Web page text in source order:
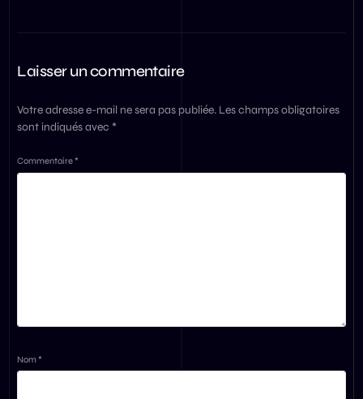
Laisser un commentaire
Votre adresse e-mail ne sera pas publiée. Les champs obligatoires
sont indiqués avec *
Commentaire*
Nom*